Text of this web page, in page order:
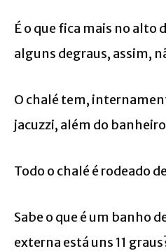
É o que fica mais no alto
alguns degraus, assim,
O chalé tem,
jacuzzi, além do
Todo o chalé é rodeado
Sabe o que é um banho
externa está uns 11